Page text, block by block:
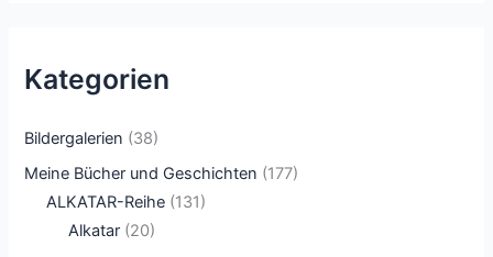
Kategorien
Bildergalerien (38)
Meine Bücher und Geschichten (177)
ALKATAR-Reihe (131)
Alkatar (20)